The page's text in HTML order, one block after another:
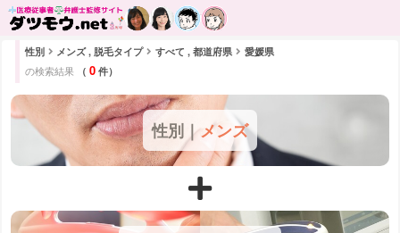
性別 メンズ , 脱毛タイプ すべて , 都道府県 愛媛県
の検索結果 （ 0件）
性別｜メンズ